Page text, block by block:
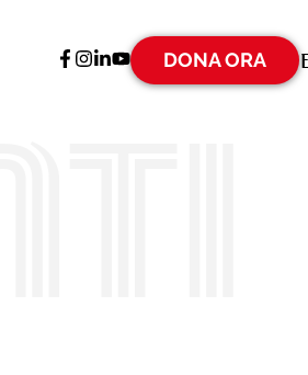
DONA ORA